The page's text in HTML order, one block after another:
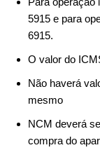
5915 e para
6915.
O valor do
Não haverá
mesmo
NCM deverá
compra do